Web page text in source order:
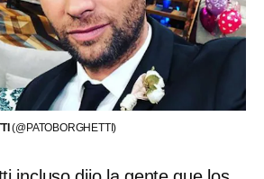
(@PATOBORGHETTI)